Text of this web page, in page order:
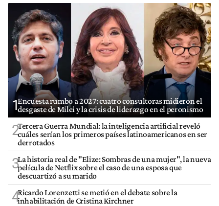
1Encuesta rumbo a 2027: cuatro consultoras midieron el
desgaste de Milei y la crisis de liderazgo en el peronismo
2Tercera Guerra Mundial: la inteligencia artificial reveló
cuáles serían los primeros países latinoamericanos en ser
derrotados
3La historia real de "Elize: Sombras de una mujer", la nueva
película de Netflix sobre el caso de una esposa que
descuartizó a su marido
4Ricardo Lorenzetti se metió en el debate sobre la
inhabilitación de Cristina Kirchner